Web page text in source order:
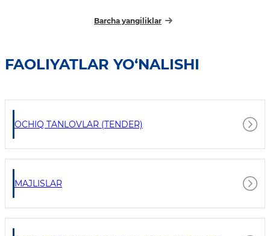
Barcha yangiliklar
FAOLIYATLAR YO‘NALISHI
OCHIQ TANLOVLAR (TENDER)
MAJLISLAR